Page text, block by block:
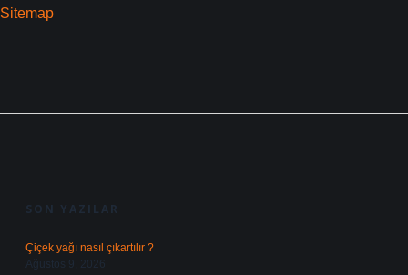
Sitemap
SON YAZILAR
Çiçek yağı nasıl çıkartılır ?
Ağustos 9, 2026